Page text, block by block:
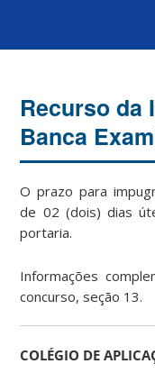
Recurso da
Banca
O prazo para
de 02 (dois) dias
portaria.
Informações
concurso, seção 13.
COLÉGIO DE